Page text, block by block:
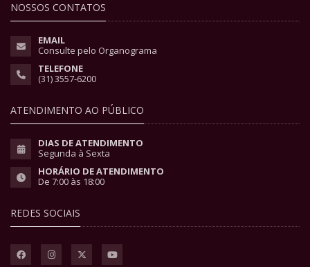
NOSSOS CONTATOS
EMAIL
Consulte pelo Organograma
TELEFONE
(31) 3557-6200
ATENDIMENTO AO PÚBLICO
DIAS DE ATENDIMENTO
Segunda à Sexta
HORÁRIO DE ATENDIMENTO
De 7:00 às 18:00
REDES SOCIAIS